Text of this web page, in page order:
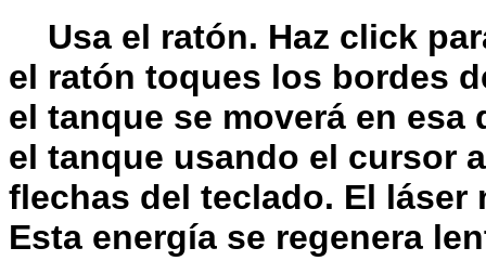
Usa el ratón. Haz click
el ratón toques los bordes
el tanque se moverá en
el tanque usando el cursor
flechas del teclado. El láser
Esta energía se regenera